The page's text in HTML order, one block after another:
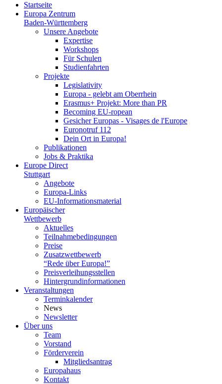
Startseite
Europa Zentrum
Baden-Württemberg
Unsere Angebote
Expertise
Workshops
Für Schulen
Studienfahrten
Projekte
Legislativity
Europa - gelebt am Oberrhein
Erasmus+ Projekt: More than PR
Becoming EU-ropean
Gesicher Europas - Visages de l'Europe
Euronotruf 112
Dein Ort in Europa!
Publikationen
Jobs & Praktika
Europe Direct
Stuttgart
Angebote
Europa-Links
EU-Informationsmaterial
Europäischer
Wettbewerb
Aktuelles
Teilnahme­bedingungen
Preise
Zusatzwettbewerb
“Rede über Europa!”
Preisverleihungsstellen
Hintergrundinformationen
Veranstaltungen
Terminkalender
News
Newsletter
Über uns
Team
Vorstand
Förderverein
Mitgliedsantrag
Europahaus
Kontakt